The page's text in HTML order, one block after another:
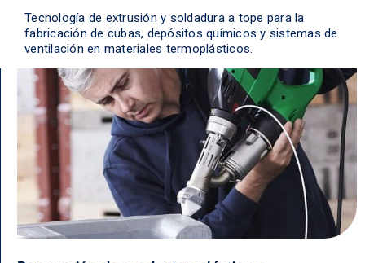
Tecnología de extrusión y soldadura a tope para la
fabricación de cubas, depósitos químicos y sistemas de
ventilación en materiales termoplásticos.